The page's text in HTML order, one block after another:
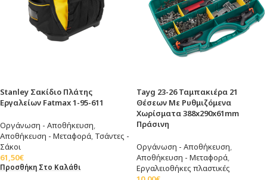
Stanley Σακίδιο Πλάτης
Εργαλείων Fatmax 1-95-611
Οργάνωση - Αποθήκευση,
Αποθήκευση - Μεταφορά, Τσάντες -
Σάκοι
61,50€
Προσθήκη Στο Καλάθι
Tayg 23-26 Ταμπακιέρα 21
Θέσεων Με Ρυθμιζόμενα
Χωρίσματα 388x290x61mm
Πράσινη
Οργάνωση - Αποθήκευση,
Αποθήκευση - Μεταφορά,
Εργαλειοθήκες πλαστικές